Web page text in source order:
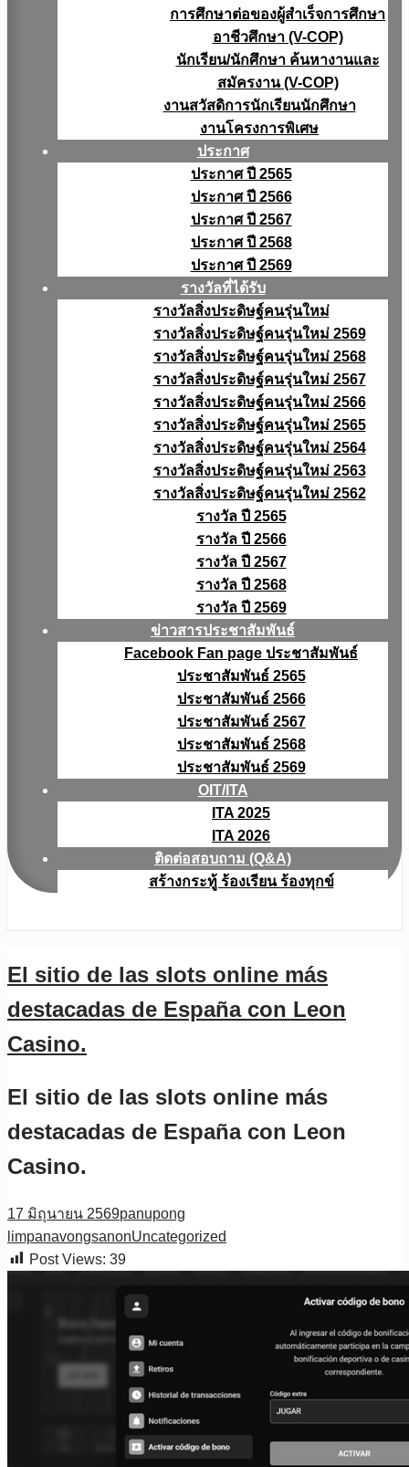
การศึกษาต่อของผู้สำเร็จการศึกษา
อาชีวศึกษา (V-COP)
นักเรียน/นักศึกษา ค้นหางานและ
สมัครงาน (V-COP)
งานสวัสดิการนักเรียนนักศึกษา
งานโครงการพิเศษ
ประกาศ
ประกาศ ปี 2565
ประกาศ ปี 2566
ประกาศ ปี 2567
ประกาศ ปี 2568
ประกาศ ปี 2569
รางวัลที่ได้รับ
รางวัลสิ่งประดิษฐ์คนรุ่นใหม่
รางวัลสิ่งประดิษฐ์คนรุ่นใหม่ 2569
รางวัลสิ่งประดิษฐ์คนรุ่นใหม่ 2568
รางวัลสิ่งประดิษฐ์คนรุ่นใหม่ 2567
รางวัลสิ่งประดิษฐ์คนรุ่นใหม่ 2566
รางวัลสิ่งประดิษฐ์คนรุ่นใหม่ 2565
รางวัลสิ่งประดิษฐ์คนรุ่นใหม่ 2564
รางวัลสิ่งประดิษฐ์คนรุ่นใหม่ 2563
รางวัลสิ่งประดิษฐ์คนรุ่นใหม่ 2562
รางวัล ปี 2565
รางวัล ปี 2566
รางวัล ปี 2567
รางวัล ปี 2568
รางวัล ปี 2569
ข่าวสารประชาสัมพันธ์
Facebook Fan page ประชาสัมพันธ์
ประชาสัมพันธ์ 2565
ประชาสัมพันธ์ 2566
ประชาสัมพันธ์ 2567
ประชาสัมพันธ์ 2568
ประชาสัมพันธ์ 2569
OIT/ITA
ITA 2025
ITA 2026
ติดต่อสอบถาม (Q&A)
สร้างกระทู้ ร้องเรียน ร้องทุกข์
El sitio de las slots online más
destacadas de España con Leon
Casino.
El sitio de las slots online más
destacadas de España con Leon
Casino.
17 มิถุนายน 2569panupong
limpanavongsanonUncategorized
Post Views: 39